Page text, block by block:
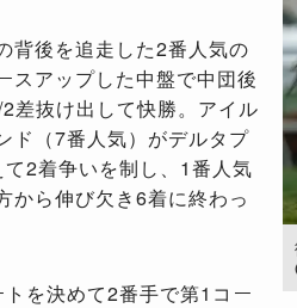
背後を追走した2番人気の
スアップした中盤で中団後
差抜け出して快勝。アイル
ド（7番人気）がデルタプ
2着争いを制し、1番人気
から伸び欠き6着に終わっ
を決めて2番手で第1コー